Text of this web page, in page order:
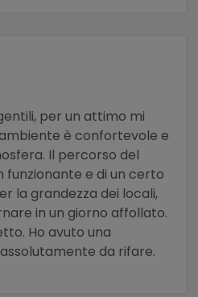
per un attimo mi
è confortevole e
Il percorso del
e di un certo
la grandezza dei locali,
in un giorno affollato.
Ho avuto una
da rifare.